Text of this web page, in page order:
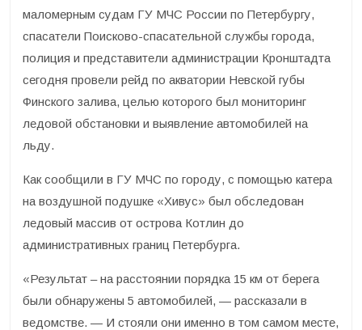
маломерным судам ГУ МЧС России по Петербургу,
спасатели Поисково-спасательной службы города,
полиция и представители администрации Кронштадта
сегодня провели рейд по акватории Невской губы
Финского залива, целью которого был мониторинг
ледовой обстановки и выявление автомобилей на
льду.
Как сообщили в ГУ МЧС по городу, с помощью катера
на воздушной подушке «Хивус» был обследован
ледовый массив от острова Котлин до
административных границ Петербурга.
«Результат – на расстоянии порядка 15 км от берега
были обнаружены 5 автомобилей, — рассказали в
ведомстве. — И стояли они именно в том самом месте,